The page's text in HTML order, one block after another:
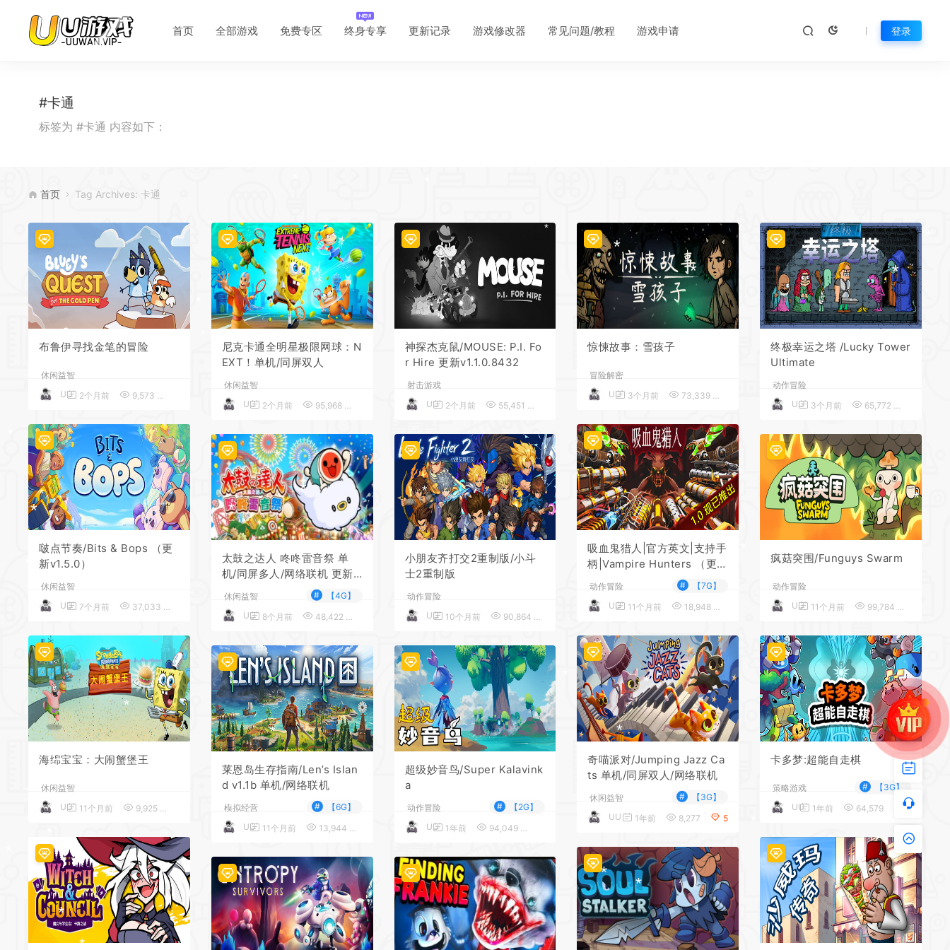
首页 全部游戏 免费专区 终身专享 更新记录 游戏修改器 常见问题/教程 游戏申请 登录
#卡通
标签为 #卡通 内容如下：
首页 Tag Archives: 卡通
布鲁伊寻找金笔的冒险
休闲益智
UU
2个月前 9,573
尼克卡通全明星极限网球：N
EXT！单机/同屏双人
休闲益智
UU
2个月前 95,968
神探杰克鼠/MOUSE: P.I. Fo
r Hire 更新v1.1.0.8432
射击游戏
UU
2个月前 55,451
惊悚故事：雪孩子
冒险解密
UU
3个月前 73,339
终极幸运之塔 /Lucky Tower
Ultimate
动作冒险
UU
3个月前 65,772
啵点节奏/Bits & Bops （更
新v1.5.0）
休闲益智
UU
7个月前 37,033
太鼓之达人 咚咚雷音祭 单
机/同屏多人/网络联机 更新v
3.0.1
休闲益智 #
【4G】
UU
8个月前 48,422
小朋友齐打交2重制版/小斗
士2重制版
动作冒险
UU
10个月前 90,864
吸血鬼猎人|官方英文|支持手
柄|Vampire Hunters （更新
v1.4.0）
动作冒险 #
【7G】
UU
11个月前 18,948
疯菇突围/Funguys Swarm
动作冒险
UU
11个月前 99,784
海绵宝宝：大闹蟹堡王
休闲益智
UU
11个月前 9,925
莱恩岛生存指南/Len’s Islan
d v1.1b 单机/网络联机
模拟经营 #
【6G】
UU
11个月前 13,944
超级妙音鸟/Super Kalavink
a
动作冒险 #
【2G】
UU
1年前 94,049
奇喵派对/Jumping Jazz Ca
ts 单机/同屏双人/网络联机
休闲益智 #
【3G】
UU
1年前 8,277 5
卡多梦:超能自走棋
策略游戏 #
【3G】
UU
1年前 64,579 5
*
*
*
*
* *
*
*
*
*
*
*
*
*
*
*
*
*
*
*
*
*
* *
*
*
*
*
*
*
*
*
*
*
*
*
*
*
*
*
*